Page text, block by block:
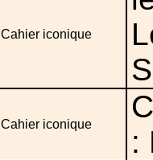
Cahier iconique
Cahier iconique
: